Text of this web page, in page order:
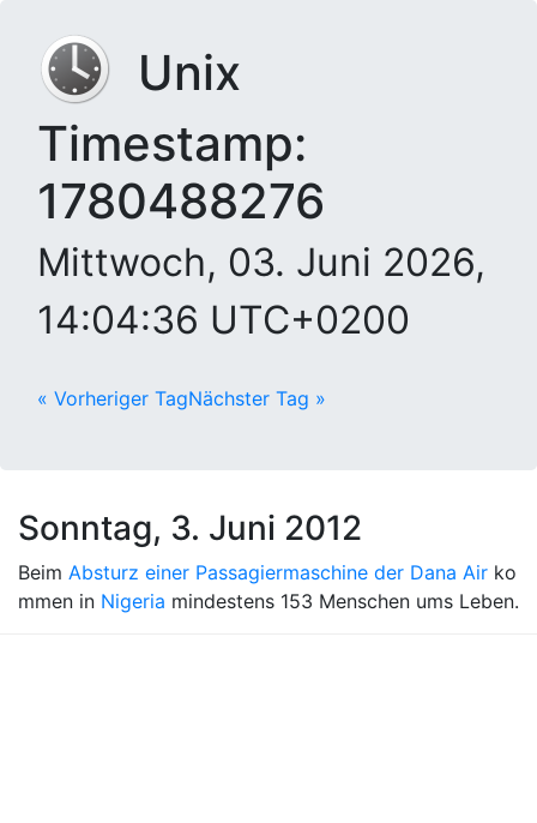
Unix
Timestamp:
1780488276
Mittwoch, 03. Juni 2026,
14:04:36 UTC+0200
« Vorheriger TagNächster Tag »
Sonntag, 3. Juni 2012
Beim Absturz einer Passagiermaschine der Dana Air ko
mmen in Nigeria mindestens 153 Menschen ums Leben.